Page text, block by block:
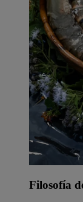
Filosofía